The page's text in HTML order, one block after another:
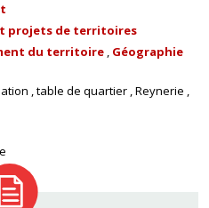
projets de territoires
du territoire Géographie
table de quartier Reynerie